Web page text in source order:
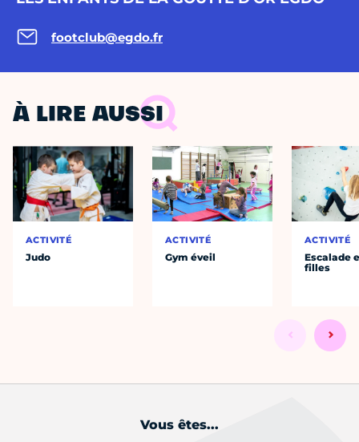
footclub@egdo.fr
À LIRE AUSSI
ACTIVITÉ
Judo
ACTIVITÉ
Gym éveil
ACTIVITÉ
Escalade
filles
Vous êtes...